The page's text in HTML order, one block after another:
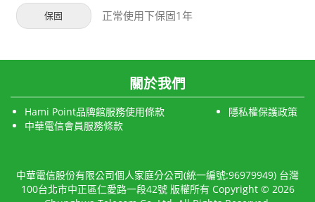
保固 正常使用下保固1年
關於我們
Hami Point品牌館服務使用條款
隱私權保護政策
中華電信會員服務條款
中華電信股份有限公司個人家庭分公司(統一編號:96979949) 台灣
100台北市中正區仁愛路一段42號 版權所有 Copyright © 2026